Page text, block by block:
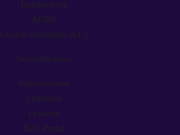
Datenschutz
AGBS
Cookie-Richtlinie (EU)
Versandkosten
Impressionen
Leitfaden
Lexikon
B2C Portal